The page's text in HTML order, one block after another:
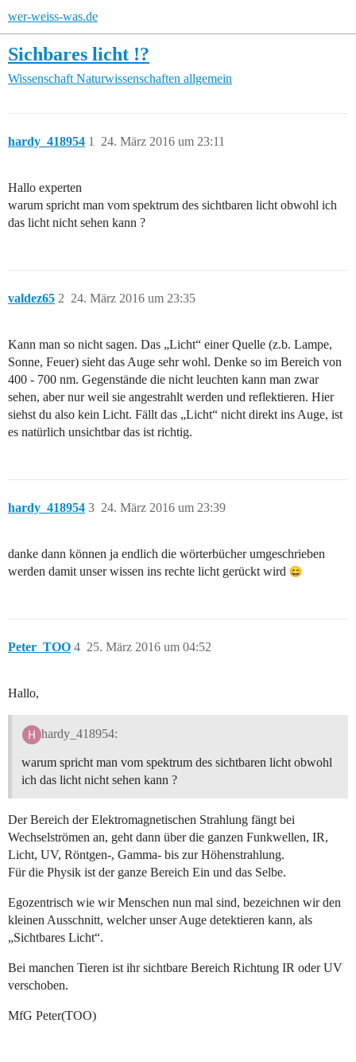
wer-weiss-was.de
Sichbares licht !?
Wissenschaft Naturwissenschaften allgemein
hardy_418954 24. März 2016 um 23:11
1
Hallo experten
warum spricht man vom spektrum des sichtbaren licht obwohl ich
das licht nicht sehen kann ?
valdez65 24. März 2016 um 23:35
2
Kann man so nicht sagen. Das „Licht“ einer Quelle (z.b. Lampe,
Sonne, Feuer) sieht das Auge sehr wohl. Denke so im Bereich von
400 - 700 nm. Gegenstände die nicht leuchten kann man zwar
sehen, aber nur weil sie angestrahlt werden und reflektieren. Hier
siehst du also kein Licht. Fällt das „Licht“ nicht direkt ins Auge, ist
es natürlich unsichtbar das ist richtig.
hardy_418954 24. März 2016 um 23:39
3
danke dann können ja endlich die wörterbücher umgeschrieben
werden damit unser wissen ins rechte licht gerückt wird
Peter_TOO 25. März 2016 um 04:52
4
Hallo,
hardy_418954:
warum spricht man vom spektrum des sichtbaren licht obwohl
ich das licht nicht sehen kann ?
Der Bereich der Elektromagnetischen Strahlung fängt bei
Wechselströmen an, geht dann über die ganzen Funkwellen, IR,
Licht, UV, Röntgen-, Gamma- bis zur Höhenstrahlung.
Für die Physik ist der ganze Bereich Ein und das Selbe.
Egozentrisch wie wir Menschen nun mal sind, bezeichnen wir den
kleinen Ausschnitt, welcher unser Auge detektieren kann, als
„Sichtbares Licht“.
Bei manchen Tieren ist ihr sichtbare Bereich Richtung IR oder UV
verschoben.
MfG Peter(TOO)